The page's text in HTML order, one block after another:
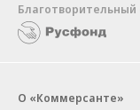
О «Коммерсанте»